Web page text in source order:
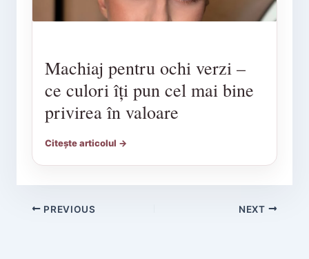
Machiaj pentru ochi verzi –
ce culori îți pun cel mai bine
privirea în valoare
Citește articolul →
PREVIOUS NEXT